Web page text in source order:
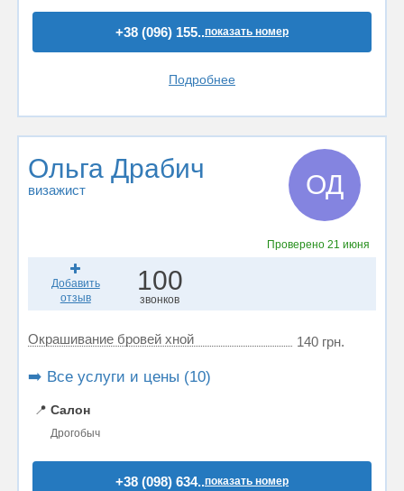
+38 (096) 155..показать номер
Подробнее
Ольга Драбич
визажист ОД
Проверено 21 июня
Добавить
отзыв
100
звонков
Окрашивание бровей хной 140 грн.
➡️ Все услуги и цены (10)
📍 Салон
Дрогобыч
+38 (098) 634..показать номер